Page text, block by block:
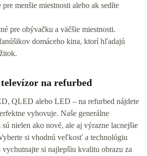
menšie miestnosti alebo ak sedíte
pre obývačku a väčšie miestnosti.
domáceho kina, ktorí hľadajú
na refurbed
QLED alebo LED – na refurbed nájdete
vyhovuje. Naše generálne
sú nielen ako nové, ale aj výrazne lacnejšie
si vhodnú veľkosť a technológiu
si najlepšiu kvalitu obrazu za